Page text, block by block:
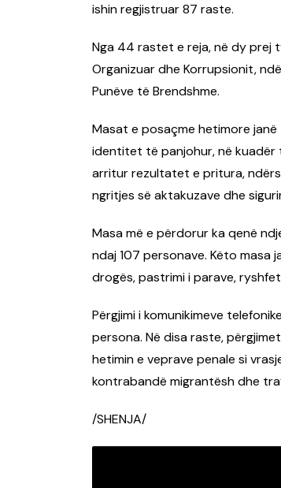
ishin regjistruar 87 raste.
Nga 44 rastet e reja, në dy prej
Organizuar dhe Korrupsionit,
Punëve të Brendshme.
Masat e posaçme hetimore
identitet të panjohur, në kuadër
arritur rezultatet e pritura,
ngritjes së aktakuzave dhe
Masa më e përdorur ka qenë
ndaj 107 personave. Këto masa
drogës, pastrimi i parave,
Përgjimi i komunikimeve
persona. Në disa raste,
hetimin e veprave penale si
kontrabandë migrantësh dhe
/SHENJA/